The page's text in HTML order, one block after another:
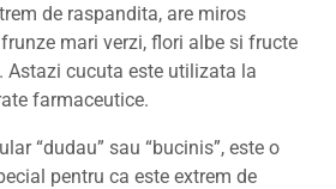
de raspandita, are miros
mari verzi, flori albe si fructe
Astazi cucuta este utilizata la
farmaceutice.
“dudau” sau “bucinis”, este o
pentru ca este extrem de